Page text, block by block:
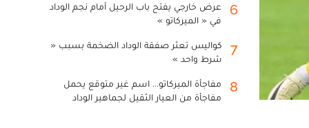
6
عرض خارجي يفتح باب الرحيل أمام نجم الوداد
في « الميركاتو »
7
كواليس تعثر صفقة الوداد الضخمة بسبب «
شرط واحد »
8
مفاجأة الميركاتو... اسم غير متوقع يحمل
مفاجأة من العيار الثقيل لجماهير الوداد